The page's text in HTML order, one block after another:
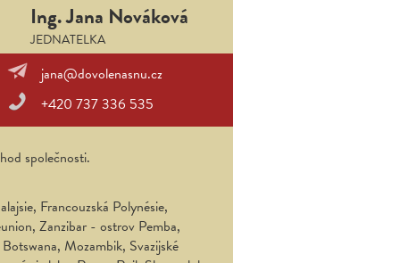
Ing. Jana Nováková
JEDNATELKA
jana@dovolenasnu.cz
+420 737 336 535
společnosti.
Francouzská Polynésie,
Zanzibar - ostrov Pemba,
Mozambik, Svazijské